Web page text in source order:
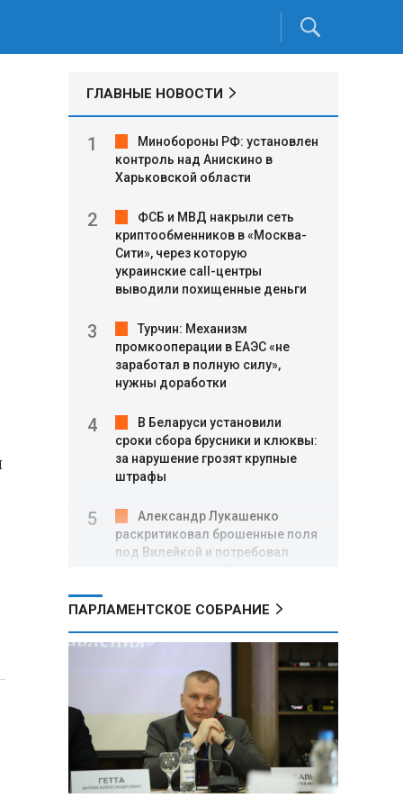
ГЛАВНЫЕ НОВОСТИ
Минобороны РФ: установлен
контроль над Анискино в
Харьковской области
ФСБ и МВД накрыли сеть
криптообменников в «Москва-
Сити», через которую
украинские call-центры
выводили похищенные деньги
Турчин: Механизм
промкооперации в ЕАЭС «не
заработал в полную силу»,
нужны доработки
В Беларуси установили
сроки сбора брусники и клюквы:
за нарушение грозят крупные
штрафы
Александр Лукашенко
раскритиковал брошенные поля
под Вилейкой и потребовал
Российские хакеры заявили
подтверждении» участия НАТО в
После атаки дронов ВСУ на
склад Wildberries в
Екатеринбурге эвакуировали 800
человек
Минобороны РФ: за ночь
ПАРЛАМЕНТСКОЕ СОБРАНИЕ